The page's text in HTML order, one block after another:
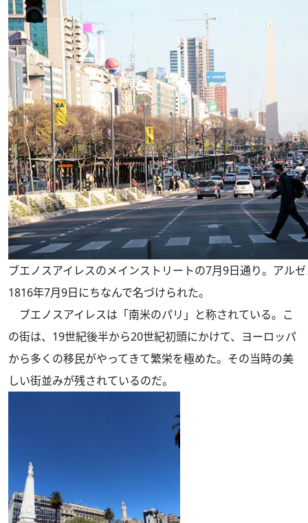
ブエノスアイレスのメインストリートの7月9日通り。アル
1816年7月9日にちなんで名づけられた。
ブエノスアイレスは「南米のパリ」と称されている。こ
の街は、19世紀後半から20世紀初頭にかけて、ヨーロッパ
から多くの移民がやってきて繁栄を極めた。その当時の美
しい街並みが残されているのだ。